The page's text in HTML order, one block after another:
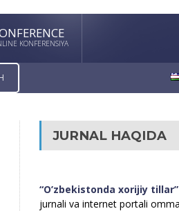
KONFERENSIYA
JURNAL HAQIDA
“O’zbekistonda xorijiy tillar”
jurnali va internet portali